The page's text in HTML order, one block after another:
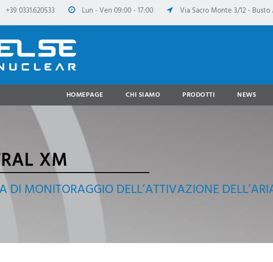
+39 0331.620533 Lun - Ven 09:00 - 17:00 Via Sacro Monte 3/12 -
HOMEPAGE CHI SIAMO PRODOTTI NEWS
XM
DI MONITORAGGIO DELL’ATTIVAZIONE